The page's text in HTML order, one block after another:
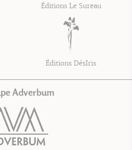
Éditions Le Sureau
Éditions DésIris
Adverbum